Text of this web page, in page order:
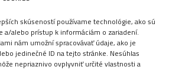
skúseností používame technológie, ako sú
a/alebo prístup k informáciám o zariadení.
nám umožní spracovávať údaje, ako je
jedinečné ID na tejto stránke. Nesúhlas
nepriaznivo ovplyvniť určité vlastnosti a